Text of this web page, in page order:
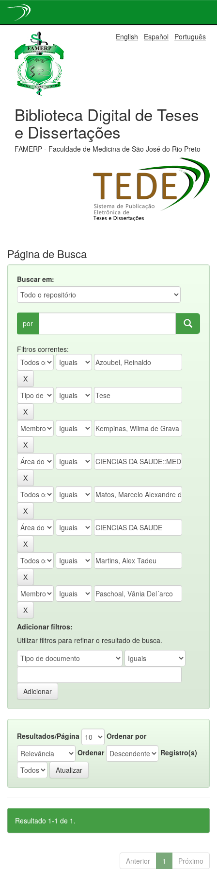
navigation
English Español Português
Biblioteca Digital de Teses
e Dissertações
FAMERP - Faculdade de Medicina de São José do Rio Preto
Página de Busca
Buscar em:
por
Filtros correntes:
Adicionar filtros:
Utilizar filtros para refinar o resultado de busca.
Resultados/Página
Ordenar por
Ordenar
Registro(s)
Resultado 1-1 de 1.
Anterior 1 Próximo